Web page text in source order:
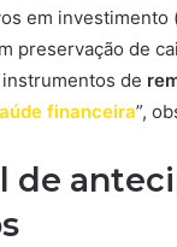
em investimento
preservação de
de
financeira”,
de